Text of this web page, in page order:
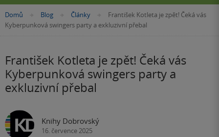
Nacházíte
se
Domů »Blog »Články »František Kotleta je zpět! Čeká vás
Kyberpunková swingers party a exkluzivní přebal
František Kotleta je zpět! Čeká vás
Kyberpunková swingers party a
exkluzivní přebal
Knihy Dobrovský
16. července 2025